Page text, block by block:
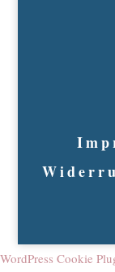
WordPress Cookie